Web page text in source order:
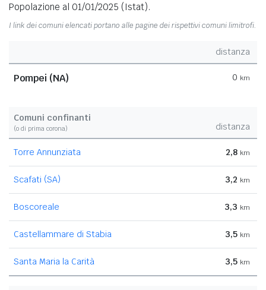
Popolazione al 01/01/2025 (Istat).
I link dei comuni elencati portano alle pagine dei rispettivi comuni limitrofi.
distanza
Pompei (NA) 0 km
Comuni confinanti
(o di prima corona) distanza
Torre Annunziata 2,8 km
Scafati (SA) 3,2 km
Boscoreale 3,3 km
Castellammare di Stabia 3,5 km
Santa Maria la Carità 3,5 km